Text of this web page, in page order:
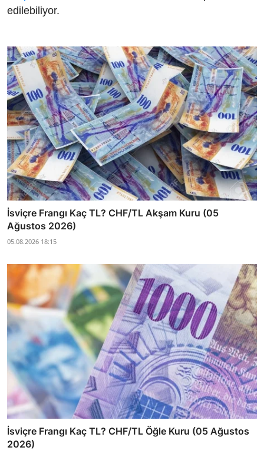
edilebiliyor.
İsviçre Frangı Kaç TL? CHF/TL Akşam Kuru (05
Ağustos 2026)
05.08.2026 18:15
İsviçre Frangı Kaç TL? CHF/TL Öğle Kuru (05 Ağustos
2026)